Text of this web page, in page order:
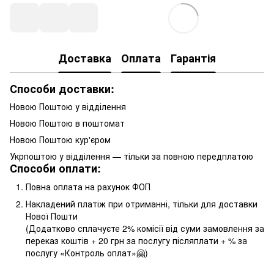
Доставка Оплата
Гарантія
Способи доставки:
Новою Поштою у відділення
Новою Поштою в поштомат
Новою Поштою кур'єром
Укрпоштою у відділення — тільки за повною передплатою
Способи оплати:
Повна оплата на рахунок ФОП
Накладений платіж при отриманні, тільки для доставки
Нової Пошти
(Додатково сплачуєте 2% комісії від суми замовлення за
переказ коштів + 20 грн за послугу післяплати + % за
послугу «Контроль оплат»🤗)